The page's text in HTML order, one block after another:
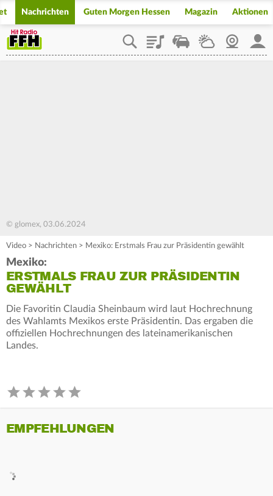
Nachrichten Guten Morgen Hessen Magazin Aktionen
PlaylistStaupilotWetterWebcam
© glomex, 03.06.2024
Video > Nachrichten > Mexiko: Erstmals Frau zur Präsidentin gewählt
Mexiko:
ERSTMALS FRAU ZUR PRÄSIDENTIN
GEWÄHLT
Die Favoritin Claudia Sheinbaum wird laut Hochrechnung
des Wahlamts Mexikos erste Präsidentin. Das ergaben die
offiziellen Hochrechnungen des lateinamerikanischen
Landes.
EMPFEHLUNGEN